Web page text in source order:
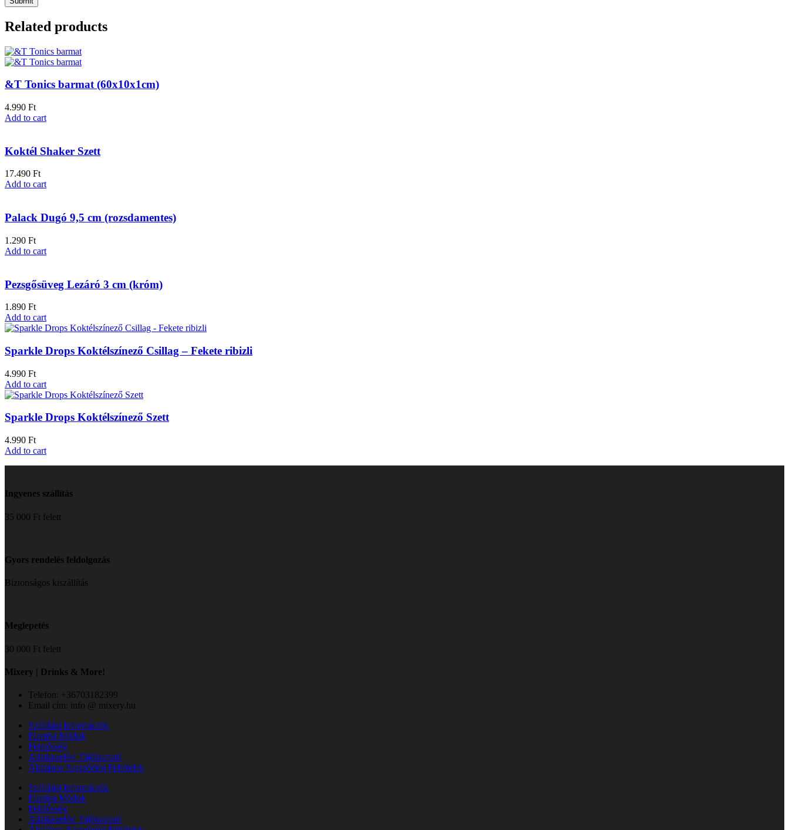
Related products
&T Tonics barmat (60x10x1cm)
4.990 Ft
Add to cart
Koktél Shaker Szett
17.490 Ft
Add to cart
Palack Dugó 9,5 cm (rozsdamentes)
1.290 Ft
Add to cart
Pezsgősüveg Lezáró 3 cm (króm)
1.890 Ft
Add to cart
Sparkle Drops Koktélszínező Csillag – Fekete ribizli
4.990 Ft
Add to cart
Sparkle Drops Koktélszínező Szett
4.990 Ft
Add to cart
Ingyenes szállítás
35 000 Ft felett
Gyors rendelés feldolgozás
Biztonságos kiszállítás
Meglepetés
30 000 Ft felett
Mixery | Drinks & More!
Telefon: +36703182399
Email cím: info @ mixery.hu
Szállítási Információk
Fizetési Módok
Felelősség
Adatkezelési Tájékoztató
Általános Szerződési Feltételek
Szállítási Információk
Fizetési Módok
Felelősség
Adatkezelési Tájékoztató